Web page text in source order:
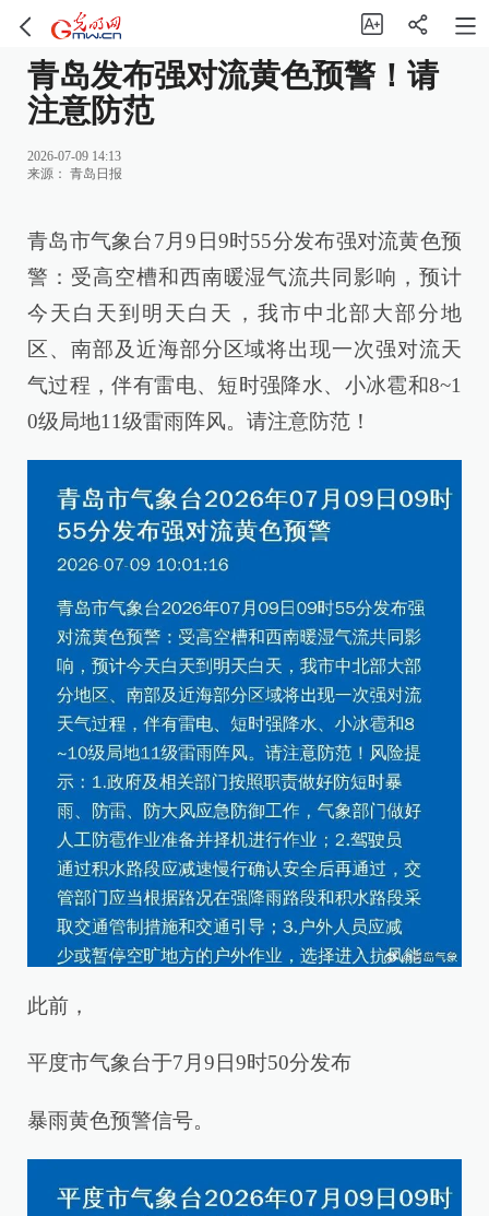
青岛发布强对流黄色预警！请
注意防范
2026-07-09 14:13
来源： 青岛日报
青岛市气象台7月9日9时55分发布强对流黄色预
警：受高空槽和西南暖湿气流共同影响，预计
今天白天到明天白天，我市中北部大部分地
区、南部及近海部分区域将出现一次强对流天
气过程，伴有雷电、短时强降水、小冰雹和8~1
0级局地11级雷雨阵风。请注意防范！
此前，
平度市气象台于7月9日9时50分发布
暴雨黄色预警信号。